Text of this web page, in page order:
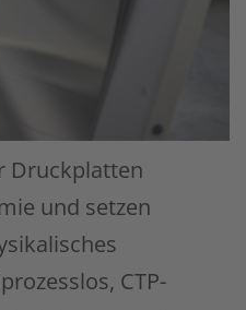
Druckplatten
und setzen
CTP-